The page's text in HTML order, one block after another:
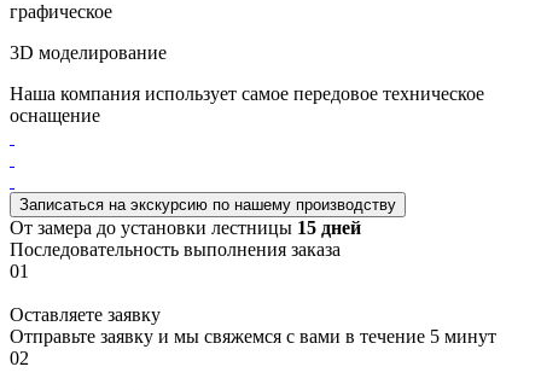
графическое
3D моделирование
Наша компания использует самое передовое техническое
оснащение
Записаться на экскурсию по нашему производству
От замера до установки лестницы 15 дней
Последовательность выполнения заказа
01
Оставляете заявку
Отправьте заявку и мы свяжемся с вами в течение 5 минут
02